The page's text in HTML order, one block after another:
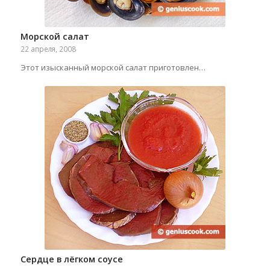
Морской салат
22 апреля, 2008
Этот изысканный морской салат приготовлен…
Сердце в лёгком соусе